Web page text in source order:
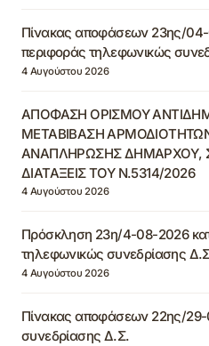
Πίνακας αποφάσεων 23ης/04-
περιφοράς τηλεφωνικώς
4 Αυγούστου 2026
ΑΠΟΦΑΣΗ ΟΡΙΣΜΟΥ
ΜΕΤΑΒΙΒΑΣΗ
ΑΝΑΠΛΗΡΩΣΗΣ ΔΗΜΑΡΧΟΥ,
ΔΙΑΤΑΞΕΙΣ ΤΟΥ Ν.5314/2026
4 Αυγούστου 2026
Πρόσκληση 23η/4-08-2026
τηλεφωνικώς συνεδρίασης
4 Αυγούστου 2026
Πίνακας αποφάσεων 22ης/29-
συνεδρίασης Δ.Σ.